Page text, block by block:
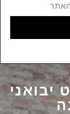
יבואני